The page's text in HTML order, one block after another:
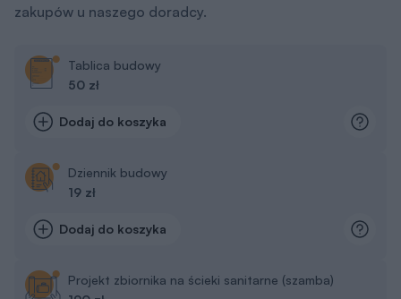
zakupów u naszego doradcy.
Tablica budowy
50 zł
Dodaj do koszyka
Dziennik budowy
19 zł
Dodaj do koszyka
Projekt zbiornika na ścieki sanitarne (szamba)